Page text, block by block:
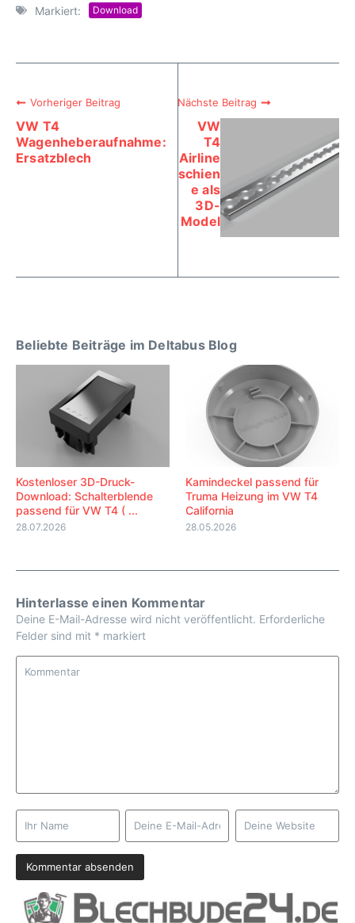
Markiert: Download
Vorheriger Beitrag
VW T4
Wagenheberaufnahme:
Ersatzblech
Nächste Beitrag
VW
T4
Airline
schien
e als
3D-
Model
Beliebte Beiträge im Deltabus Blog
Kostenloser 3D-Druck-
Download: Schalterblende
passend für VW T4 ( ...
28.07.2026
Kamindeckel passend für
Truma Heizung im VW T4
California
28.05.2026
Hinterlasse einen Kommentar
Deine E-Mail-Adresse wird nicht veröffentlicht. Erforderliche
Felder sind mit * markiert